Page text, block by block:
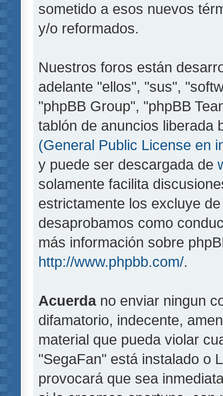
sometido a esos nuevos
y/o reformados.
Nuestros foros están
adelante "ellos", "sus",
"phpBB Group", "phpBB
tablón de anuncios liberada
(General Public License en
y puede ser descargada de
solamente facilita
estrictamente los excluye
desaprobamos como
más información sobre
http://www.phpbb.com/.
Acuerdano enviar ningun
difamatorio, indecente,
material que pueda violar
"SegaFan" está instalado o
provocará que sea